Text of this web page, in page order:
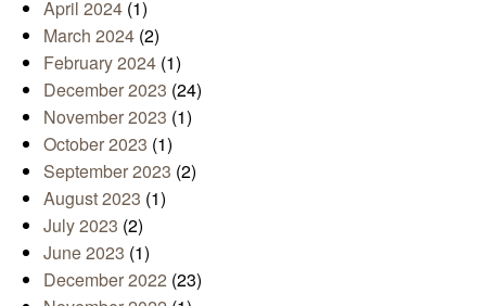
April 2024 (1)
March 2024 (2)
February 2024 (1)
December 2023 (24)
November 2023 (1)
October 2023 (1)
September 2023 (2)
August 2023 (1)
July 2023 (2)
June 2023 (1)
December 2022 (23)